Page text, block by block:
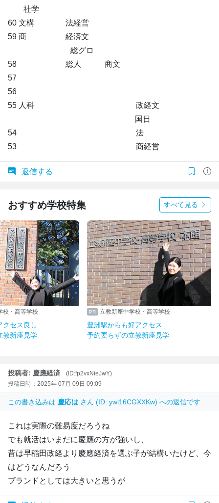
社学
60 文構 法経営
59 商 経済文
総グロ
58 総人 商文
57
56
55 人科 政経文
国日
54 法
53 商経営
返信する
おすすめ学校特集 すべて見る
校・高等学校
クセス良し
教新座見学
立教新座中学校・高等学校
豊洲駅からも好アクセス
予約要らずの立教新座見学
投稿者: 慶應経済
(ID:fp2vxNieJwY)
投稿日時：2025年 07月 09日 09:09
この書き込みは 慶応は さん (ID: ywl16CGXXKw) への返信です
これは実際の難易度だろうね
でも就活はいまだに慶應の方が強いし、
昔は早稲田政経より慶應経済を選ぶ子が結構いたけど、今
はどうなんだろう
ブランドとしては大きいと思うが